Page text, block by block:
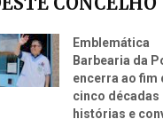
Emblemática
Barbearia da
encerra ao fim
cinco décadas
histórias e